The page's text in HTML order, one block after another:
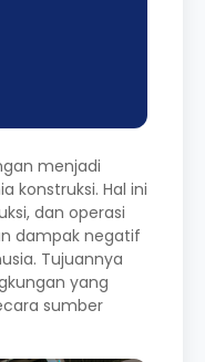
menjadi
konstruksi. Hal ini
dan operasi
dampak negatif
Tujuannya
yang
sumber